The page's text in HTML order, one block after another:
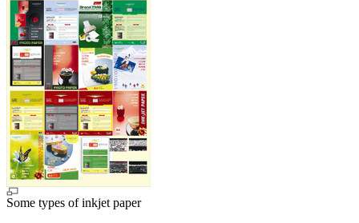
Some types of inkjet paper